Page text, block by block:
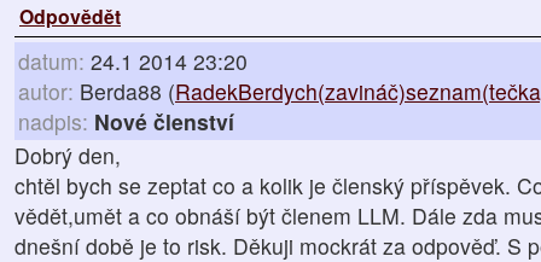
Odpovědět
datum: 24.1 2014 23:20
autor: Berda88 (
nadpis: Nové členství
Dobrý den,
chtěl bych se zeptat co a kolik je členský příspěvek.
vědět,umět a co obnáší být členem LLM. Dále zda
dnešní době je to risk. Děkuji mockrát za odpověď. S